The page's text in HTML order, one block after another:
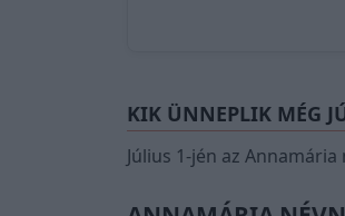
KIK ÜNNEPLIK MÉG
Július 1-jén az